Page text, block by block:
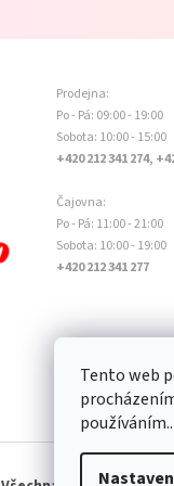
Tento web
Prodejna:
Po - Pá: 09:00 - 19:00
Sobota: 10:00 - 15:00
+420 212 341 274,
Čajovna:
Po - Pá: 11:00 - 21:00
Sobota: 10:00 - 19:00
+420 212 341 277